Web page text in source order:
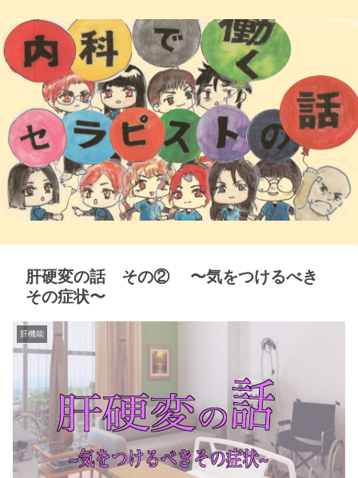
肝硬変の話 その② 〜気をつけるべき
その症状〜
肝機能